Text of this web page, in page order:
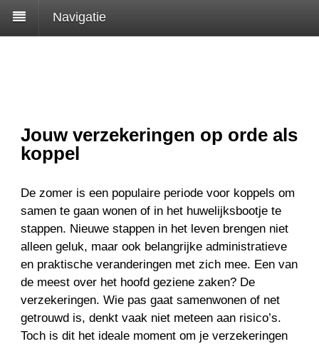
Navigatie
Jouw verzekeringen op orde als
koppel
De zomer is een populaire periode voor koppels om
samen te gaan wonen of in het huwelijksbootje te
stappen. Nieuwe stappen in het leven brengen niet
alleen geluk, maar ook belangrijke administratieve
en praktische veranderingen met zich mee. Een van
de meest over het hoofd geziene zaken? De
verzekeringen. Wie pas gaat samenwonen of net
getrouwd is, denkt vaak niet meteen aan risico’s.
Toch is dit het ideale moment om je verzekeringen